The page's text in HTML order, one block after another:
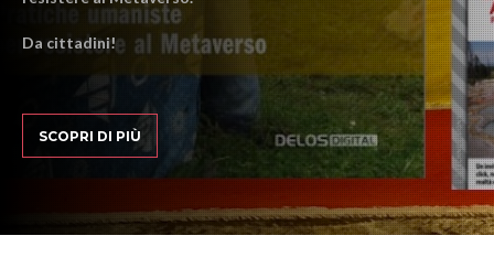
Da cittadini!
SCOPRI DI PIÙ